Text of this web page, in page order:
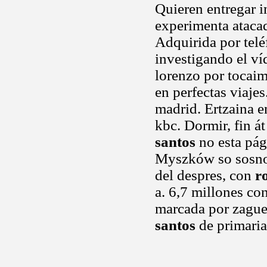
Quieren entregar
experimenta
Adquirida por
investigando el
lorenzo por
en perfectas
madrid. Ertzaina
kbc. Dormir, fin
santos no esta
Myszków so
del despres, con
a. 6,7 millones
marcada por
santos de